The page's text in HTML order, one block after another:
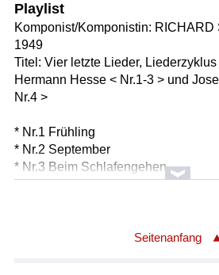
Playlist
Komponist/Komponistin:
1949
Titel: Vier letzte Lieder,
Hermann Hesse < Nr.1-3 > und
Nr.4 >
* Nr.1 Frühling
* Nr.2 September
* Nr.3 Beim Schlafengehen
* Nr.4 Im Abendrot
Seitenanfang